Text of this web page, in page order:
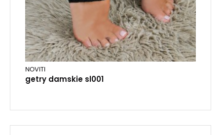
NOVITI
getry damskie sl001